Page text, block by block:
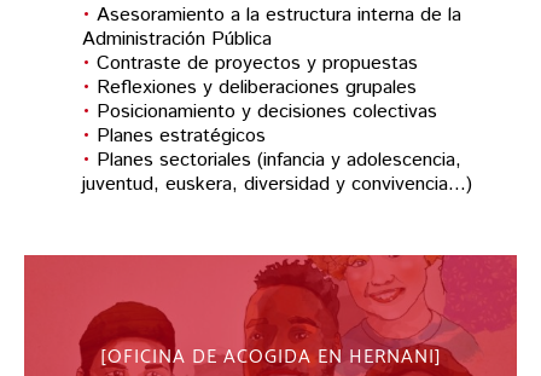
Asesoramiento a la estructura interna de la
Administración Pública
Contraste de proyectos y propuestas
Reflexiones y deliberaciones grupales
Posicionamiento y decisiones colectivas
Planes estratégicos
Planes sectoriales (infancia y adolescencia,
juventud, euskera, diversidad y convivencia…)
OFICINA DE ACOGIDA EN HERNANI